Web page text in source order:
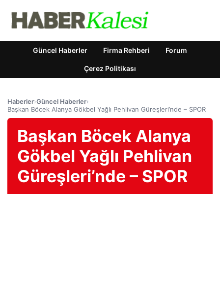
Güncel Haberler Firma Rehberi Forum
Çerez Politikası
Haberler›Güncel Haberler›
Başkan Böcek Alanya Gökbel Yağlı Pehlivan Güreşleri’nde – SPOR
Başkan Böcek Alanya
Gökbel Yağlı Pehlivan
Güreşleri’nde – SPOR